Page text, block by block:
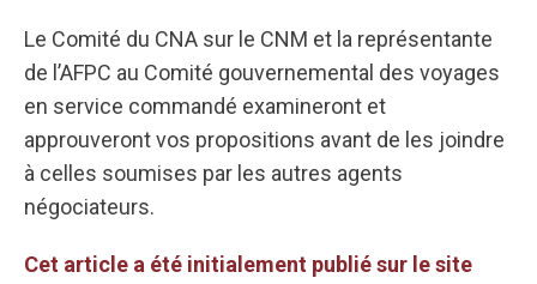
Le Comité du CNA sur le CNM et la représentante
de l’AFPC au Comité gouvernemental des voyages
en service commandé examineront et
approuveront vos propositions avant de les joindre
à celles soumises par les autres agents
négociateurs.
Cet article a été initialement publié sur le site